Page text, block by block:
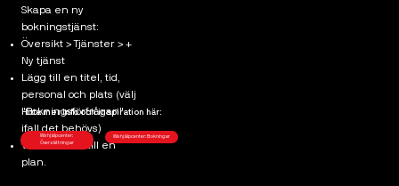
Skapa en ny
bokningstjänst:
Översikt > Tjänster > +
Ny tjänst
Lägg till en titel, tid,
personal och plats (välj
"Bokningsförfrågan"
ifall det behövs)
Valfri: Länka till en
plan.
Hitta mer info och inspiration här:
Wix hjälpcenter: Bokningar
Wix hjälpcenter:
Översättningar